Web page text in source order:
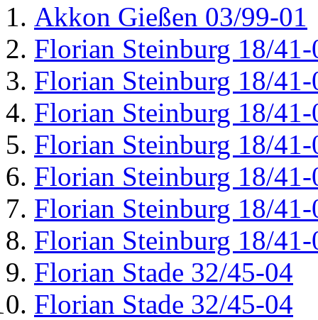
Akkon Gießen 03/99-01
Florian Steinburg 18/41-
Florian Steinburg 18/41-
Florian Steinburg 18/41-
Florian Steinburg 18/41-
Florian Steinburg 18/41-
Florian Steinburg 18/41-
Florian Steinburg 18/41-
Florian Stade 32/45-04
Florian Stade 32/45-04